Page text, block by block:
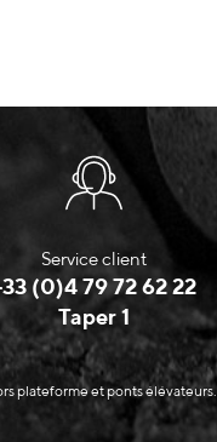
Service client
(0)4 79 72 62 22
Taper 1
plateforme et ponts élévateurs.